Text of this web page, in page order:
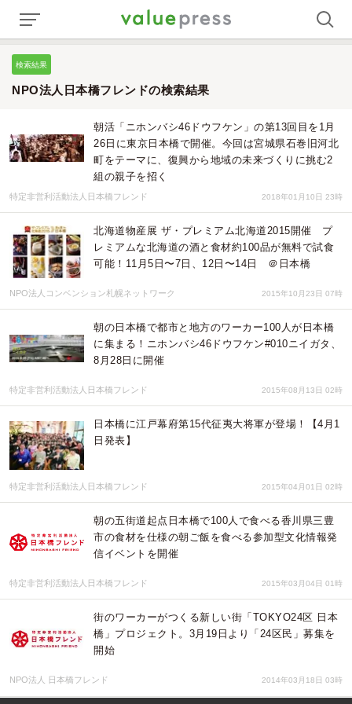
検索結果
NPO法人日本橋フレンドの検索結果
朝活「ニホンバシ46ドウフケン」の第13回目を1月
26日に東京日本橋で開催。今回は宮城県石巻旧河北
町をテーマに、復興から地域の未来づくりに挑む2
組の親子を招く
特定非営利活動法人日本橋フレンド 2018年01月10日 23時
北海道物産展 ザ・プレミアム北海道2015開催 プ
レミアムな北海道の酒と食材約100品が無料で試食
可能！11月5日〜7日、12日〜14日 ＠日本橋
NPO法人コンベンション札幌ネットワーク 2015年10月23日 07時
朝の日本橋で都市と地方のワーカー100人が日本橋
に集まる！ニホンバシ46ドウフケン#010ニイガタ、
8月28日に開催
特定非営利活動法人日本橋フレンド 2015年08月13日 02時
日本橋に江戸幕府第15代征夷大将軍が登場！【4月1
日発表】
特定非営利活動法人日本橋フレンド 2015年04月01日 02時
朝の五街道起点日本橋で100人で食べる香川県三豊
市の食材を仕様の朝ご飯を食べる参加型文化情報発
信イベントを開催
特定非営利活動法人日本橋フレンド 2015年03月04日 01時
街のワーカーがつくる新しい街「TOKYO24区 日本
橋」プロジェクト。3月19日より「24区民」募集を
開始
NPO法人 日本橋フレンド 2014年03月18日 03時